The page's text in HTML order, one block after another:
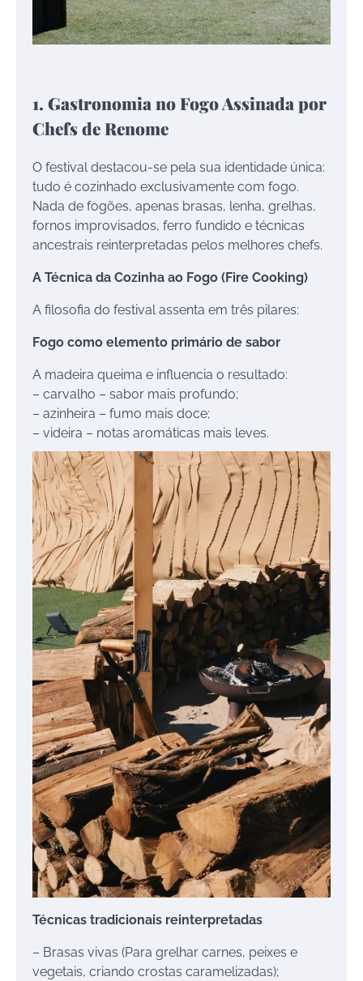
1. Gastronomia no Fogo Assinada por
Chefs de Renome
O festival destacou-se pela sua identidade única:
tudo é cozinhado exclusivamente com fogo.
Nada de fogões, apenas brasas, lenha, grelhas,
fornos improvisados, ferro fundido e técnicas
ancestrais reinterpretadas pelos melhores chefs.
A Técnica da Cozinha ao Fogo (Fire Cooking)
A filosofia do festival assenta em três pilares:
Fogo como elemento primário de sabor
A madeira queima e influencia o resultado:
– carvalho – sabor mais profundo;
– azinheira – fumo mais doce;
– videira – notas aromáticas mais leves.
Técnicas tradicionais reinterpretadas
– Brasas vivas (Para grelhar carnes, peixes e
vegetais, criando crostas caramelizadas);